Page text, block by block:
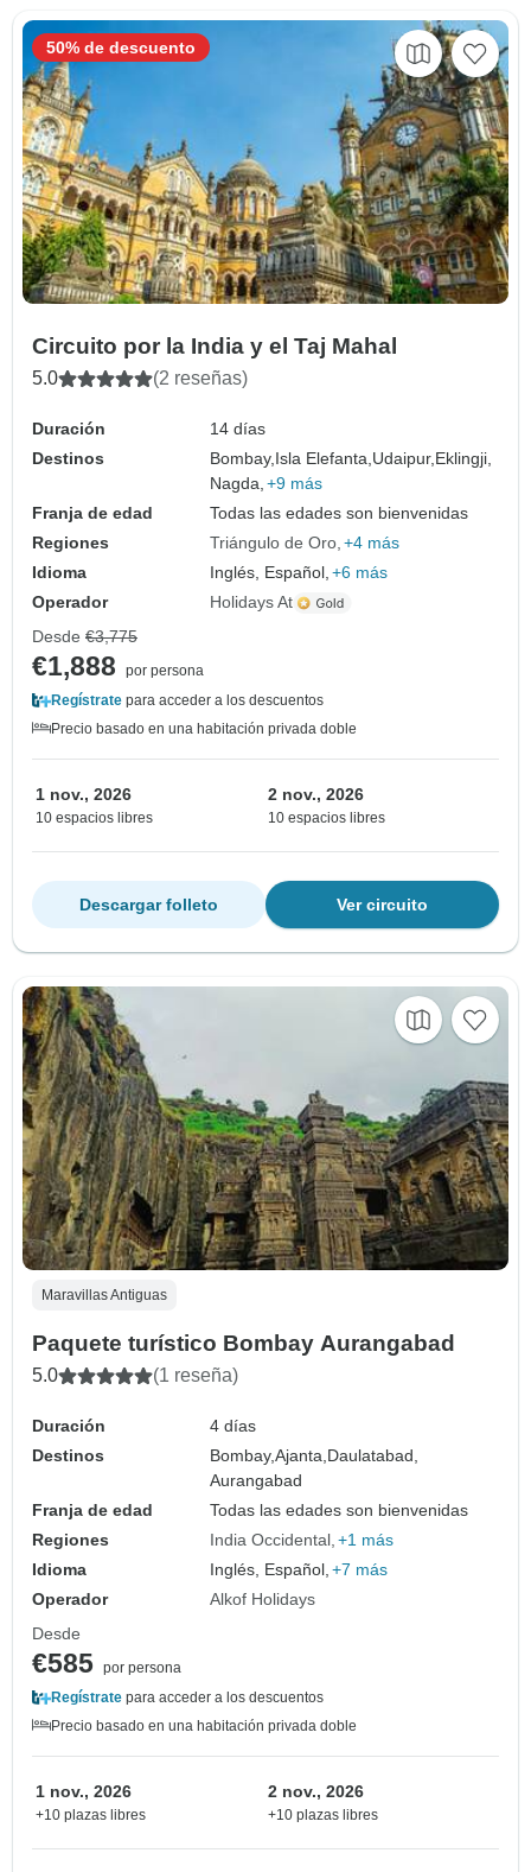
Circuito por la India y el Taj Mahal
5.0 (2 reseñas)
Duración
14 días
Destinos
Bombay, Isla Elefanta, Udaipur, Eklingji,
Nagda, +9 más
Franja de edad
Todas las edades son bienvenidas
Regiones
Triángulo de Oro +4 más
Idioma
Inglés, Español, +6 más
Operador
Holidays At
50% de descuento
Desde €3,775
€1,888
por persona
Regístrate para acceder a los descuentos
Precio basado en una habitación privada doble
1 nov., 2026
10 espacios libres
2 nov., 2026
10 espacios libres
Ver circuito
Descargar folleto
Maravillas Antiguas
Paquete turístico Bombay Aurangabad
5.0 (1 reseña)
Duración
4 días
Destinos
Bombay,Ajanta, Daulatabad,
Aurangabad
Franja de edad
Todas las edades son bienvenidas
Regiones
India Occidental +1 más
Idioma
Inglés, Español, +7 más
Operador
Alkof Holidays
Desde
€585 por persona
Regístrate para acceder a los descuentos
Precio basado en una habitación privada doble
1 nov., 2026
+10 plazas libres
2 nov., 2026
+10 plazas libres